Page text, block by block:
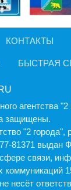
КОНТАКТЫ
БЫСТРАЯ
агентства "2
защищены.
"2 города",
81371 выдан
связи,
коммуникаций
несёт